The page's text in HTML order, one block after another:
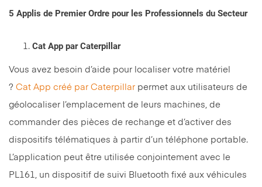
5 Applis de Premier Ordre pour les Professionnels du Secteur
Cat App par Caterpillar
Vous avez besoin d’aide pour localiser votre matériel
? Cat App créé par Caterpillar permet aux utilisateurs de
géolocaliser l’emplacement de leurs machines, de
commander des pièces de rechange et d’activer des
dispositifs télématiques à partir d’un téléphone portable.
L’application peut être utilisée conjointement avec le
PL161, un dispositif de suivi Bluetooth fixé aux véhicules